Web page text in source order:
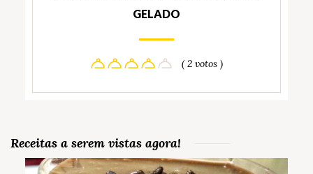
GELADO
( 2 votos )
Receitas a serem vistas agora!